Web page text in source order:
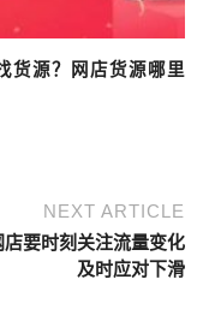
货源？网店货源哪里
NEXT ARTICLE
店要时刻关注流量变化
及时应对下滑